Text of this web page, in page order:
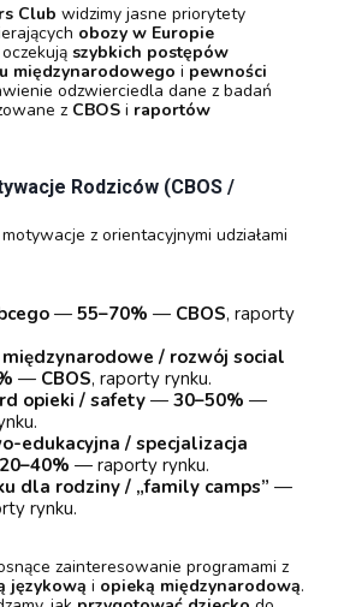
Club widzimy jasne priorytety
obozy w Europie
oczekują szybkich postępów
międzynarodowego i pewności
odzwierciedla dane z badań
z CBOS i raportów
Rodziców (CBOS /
z orientacyjnymi udziałami
— 55–70% — CBOS, raporty
/ rozwój social
— CBOS, raporty rynku.
opieki / safety — 30–50% —
edukacyjna / specjalizacja
20–40% — raporty rynku.
dla rodziny / „family camps” —
rynku.
zainteresowanie programami z
językową i opieką międzynarodową.